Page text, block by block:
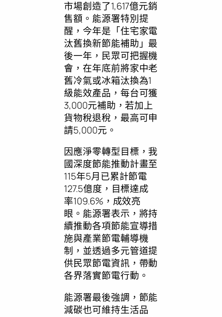
市場創造了1,617億元銷
售額。能源署特別提
醒，今年是「住宅家電
汰舊換新節能補助」最
後一年，民眾可把握機
會，在年底前將家中老
舊冷氣或冰箱汰換為1
級能效產品，每台可獲
3,000元補助，若加上
貨物稅退稅，最高可申
請5,000元。
因應淨零轉型目標，我
國深度節能推動計畫至
115年5月已累計節電
127.5億度，目標達成
率109.6%，成效亮
眼。能源署表示，將持
續推動各項節能宣導措
施與產業節電輔導機
制，並透過多元管道提
供民眾節電資訊，帶動
各界落實節電行動。
能源署最後強調，節能
減碳也可維持生活品